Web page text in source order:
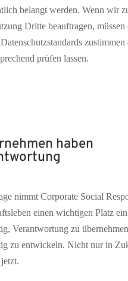
belangt werden. Wenn wir
Dritte beauftragen, müssen
zustimmen
prüfen lassen.
haben
nimmt Corporate Social
einen wichtigen Platz
Verantwortung zu
zu entwickeln. Nicht nur in